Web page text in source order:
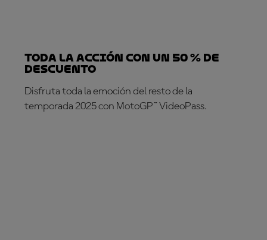
TODA LA ACCIÓN CON UN 50 % DE
DESCUENTO
Disfruta toda la emoción del resto de la
temporada 2025 con MotoGP™ VideoPass.